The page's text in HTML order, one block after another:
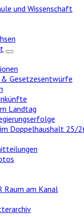
und Wissenschaft
Zeige
Gesetzesentwürfe
Landtag
Doppelhaushalt 25/
Raum am Kanal